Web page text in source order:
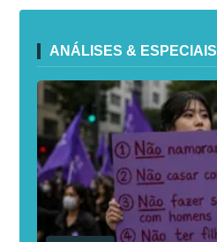
ANÁLISES & ESPECIAIS